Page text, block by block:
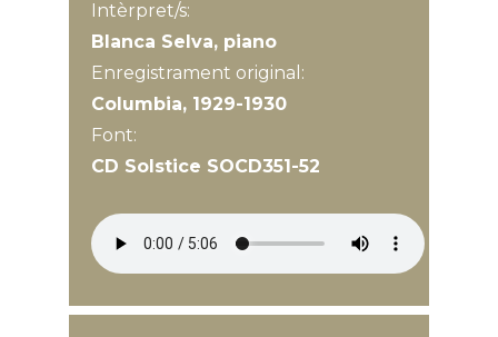
Intèrpret/s:
Blanca Selva, piano
Enregistrament original:
Columbia, 1929-1930
Font:
CD Solstice SOCD351-52